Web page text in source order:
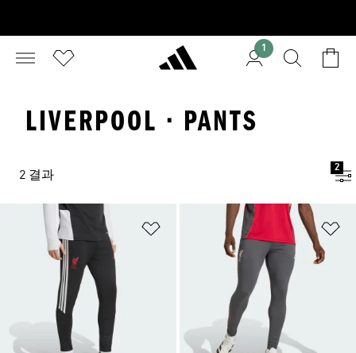
1
LIVERPOOL · PANTS
2 결과
2
위시리스트 담기